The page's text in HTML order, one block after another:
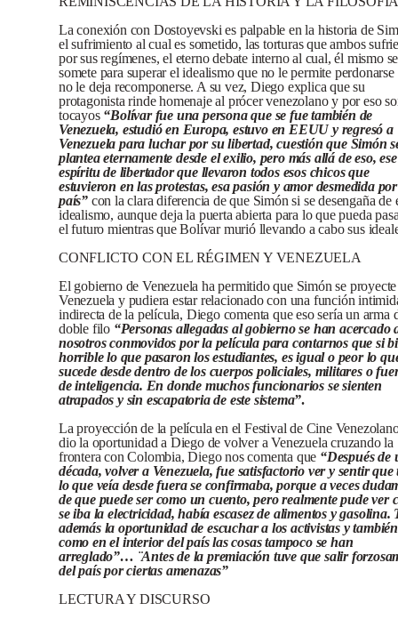
La conexión con Dostoyevski es palpable en la historia de
el sufrimiento al cual es sometido, las torturas que ambos
por sus regímenes, el eterno debate interno al cual, él mismo se
somete para superar el idealismo que no le permite
no le deja recomponerse. A su vez, Diego explica que su
protagonista rinde homenaje al prócer venezolano y por eso
tocayos “Bolívar fue una persona que se fue también de
Venezuela, estudió en Europa, estuvo en EEUU y regresó a
Venezuela para luchar por su libertad, cuestión que Simón
plantea eternamente desde el exilio, pero más allá de eso, ese
espíritu de libertador que llevaron todos esos chicos que
estuvieron en las protestas, esa pasión y amor desmedida
país”con la clara diferencia de que Simón si se desengaña de
idealismo, aunque deja la puerta abierta para lo que pueda
el futuro mientras que Bolívar murió llevando a cabo sus
CONFLICTO CON EL RÉGIMEN Y VENEZUELA
El gobierno de Venezuela ha permitido que Simón se
Venezuela y pudiera estar relacionado con una función
indirecta de la película, Diego comenta que eso sería un arma
doble filo “Personas allegadas al gobierno se han acercado
nosotros conmovidos por la película para contarnos que si
horrible lo que pasaron los estudiantes, es igual o peor lo
sucede desde dentro de los cuerpos policiales, militares o
de inteligencia. En donde muchos funcionarios se sienten
atrapados y sin escapatoria de este sistema”.
La proyección de la película en el Festival de Cine
dio la oportunidad a Diego de volver a Venezuela cruzando la
frontera con Colombia, Diego nos comenta que “Después de
década, volver a Venezuela, fue satisfactorio ver y sentir que
lo que veía desde fuera se confirmaba, porque a veces
de que puede ser como un cuento, pero realmente pude ver
se iba la electricidad, había escasez de alimentos y gasolina.
además la oportunidad de escuchar a los activistas y
como en el interior del país las cosas tampoco se han
arreglado”… ¨Antes de la premiación tuve que salir
del país por ciertas amenazas”
LECTURA Y DISCURSO